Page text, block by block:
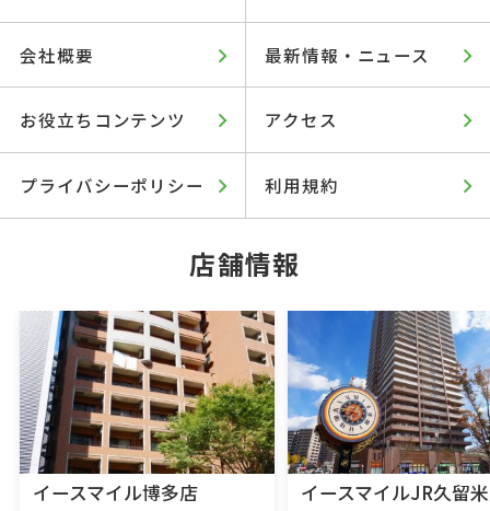
会社概要 最新情報・ニュース
お役立ちコンテンツ アクセス
プライバシーポリシー 利用規約
店舗情報
イースマイル博多店 イースマイルJR久留